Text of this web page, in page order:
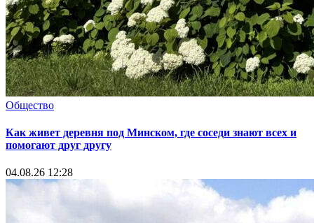
Общество
Как живет деревня под Минском, где соседи знают всех и
помогают друг другу
04.08.26 12:28